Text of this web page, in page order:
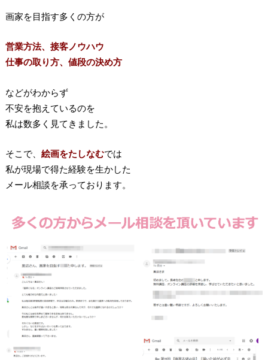
画家を目指す多くの方が
営業方法、接客ノウハウ
仕事の取り方、値段の決め方
などがわからず
不安を抱えているのを
私は数多く見てきました。
そこで、 絵画をたしなむでは
私が現場で得た経験を生かした
メール相談を承っております。